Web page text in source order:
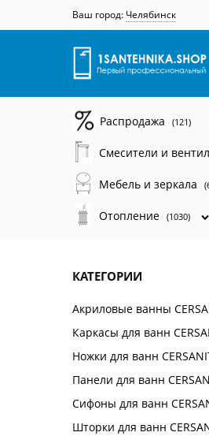
Ваш город: Челябинск
Распродажа (121)
Смесители и
Мебель и зеркала
Отопление (1030)
КАТЕГОРИИ
Акриловые ванны
Каркасы для ванн
Ножки для ванн
Панели для ванн
Сифоны для ванн
Шторки для ванн